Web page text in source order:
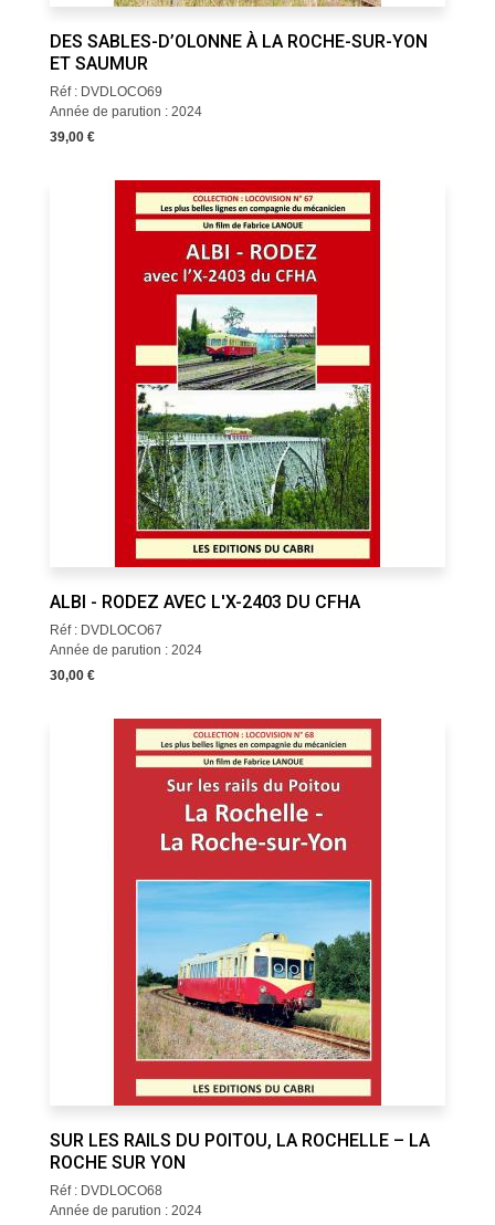
DES SABLES-D’OLONNE À LA ROCHE-SUR-YON
ET SAUMUR
Réf : DVDLOCO69
Année de parution : 2024
39,00 €
ALBI - RODEZ AVEC L'X-2403 DU CFHA
Réf : DVDLOCO67
Année de parution : 2024
30,00 €
SUR LES RAILS DU POITOU, LA ROCHELLE – LA
ROCHE SUR YON
Réf : DVDLOCO68
Année de parution : 2024